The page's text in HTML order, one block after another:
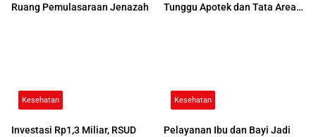
Ruang Pemulasaraan Jenazah
Tunggu Apotek dan Tata Area
Kesehatan
Investasi Rp1,3 Miliar, RSUD
Kesehatan
Pelayanan Ibu dan Bayi Jadi